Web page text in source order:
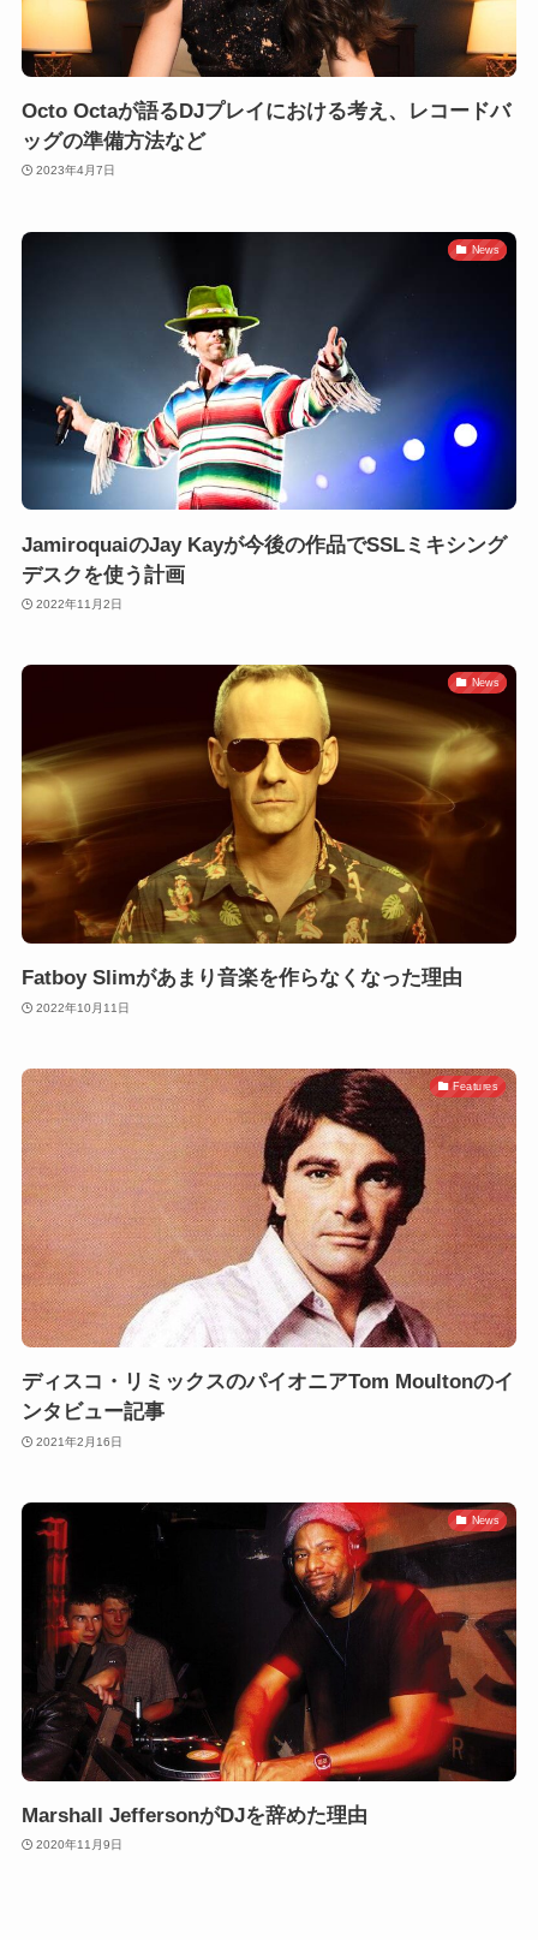
Octo Octaが語るDJプレイにおける考え、レコードバ
ッグの準備方法など
2023年4月7日
News
JamiroquaiのJay Kayが今後の作品でSSLミキシング
デスクを使う計画
2022年11月2日
News
Fatboy Slimがあまり音楽を作らなくなった理由
2022年10月11日
Features
ディスコ・リミックスのパイオニアTom Moultonのイ
ンタビュー記事
2021年2月16日
News
Marshall JeffersonがDJを辞めた理由
2020年11月9日